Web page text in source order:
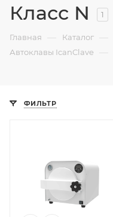
Класс N 1
Главная — Каталог —
Автоклавы IcanClave —
ФИЛЬТР